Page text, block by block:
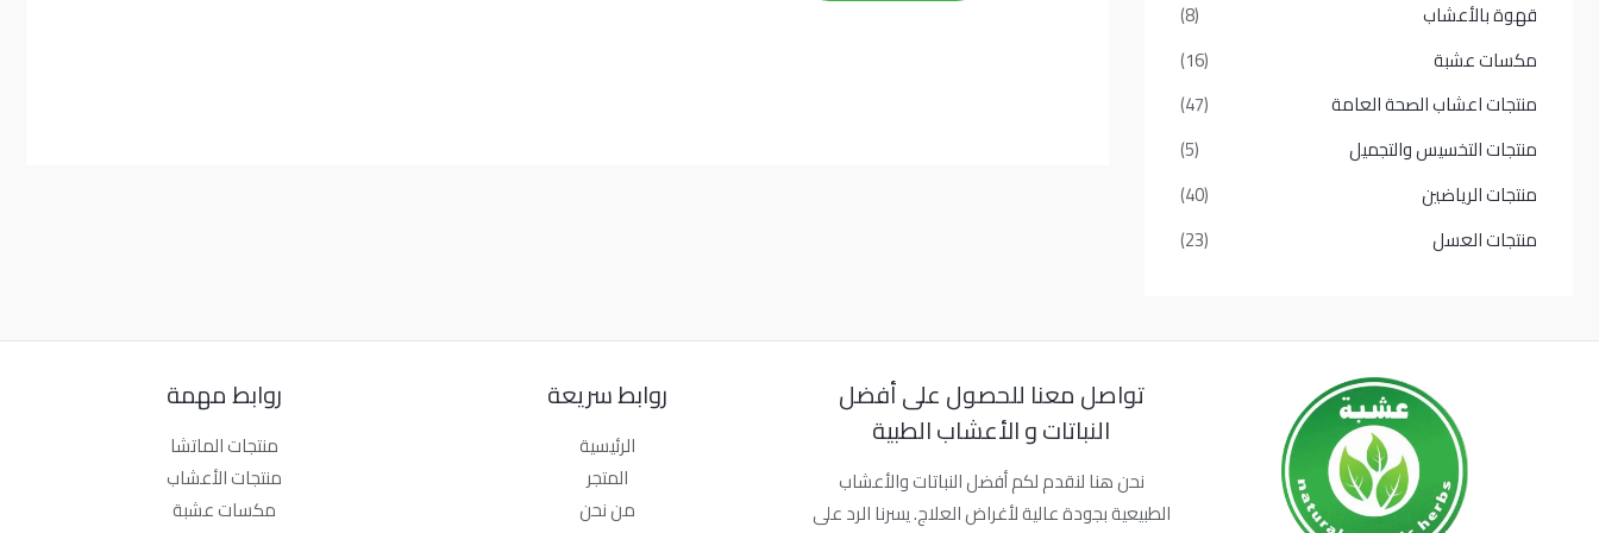
قهوة بالأعشاب
(8)
مكسات عشبة
(16)
منتجات اعشاب الصحة العامة
(47)
منتجات التخسيس والتجميل
(5)
منتجات الرياضين
(40)
منتجات العسل
(23)
تواصل معنا للحصول على أفضل
النباتات و الأعشاب الطبية
نحن هنا لنقدم لكم أفضل النباتات والأعشاب
الطبيعية بجودة عالية لأغراض العلاج. يسرنا الرد على
روابط سريعة
الرئيسية
المتجر
من نحن
روابط مهمة
منتجات الماتشا
منتجات الأعشاب
مكسات عشبة